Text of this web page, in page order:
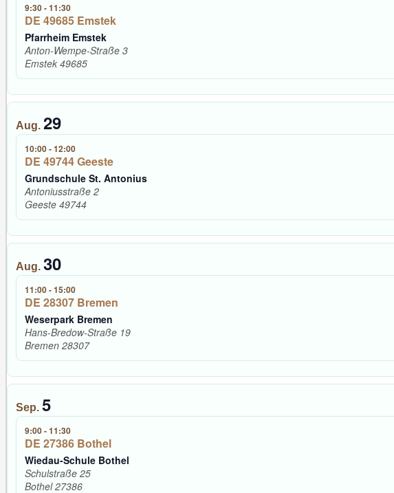
9:30-11:30
DE 49685 Emstek
Pfarrheim Emstek
Anton-Wempe-Straße 3
Emstek 49685
Aug. 29
10:00-12:00
DE 49744 Geeste
Grundschule St. Antonius
Antoniusstraße 2
Geeste 49744
Aug. 30
11:00-15:00
DE 28307 Bremen
Weserpark Bremen
Hans-Bredow-Straße 19
Bremen 28307
Sep. 5
9:00-11:30
DE 27386 Bothel
Wiedau-Schule Bothel
Schulstraße 25
Bothel27386